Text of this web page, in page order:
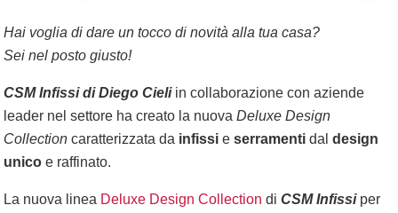
Hai voglia di dare un tocco di novità alla tua casa?
Sei nel posto giusto!
CSM Infissi di Diego Cieli in collaborazione con aziende
leader nel settore ha creato la nuova Deluxe Design
Collection caratterizzata da infissi e serramenti dal design
unico e raffinato.
La nuova linea Deluxe Design Collection di CSM Infissi per